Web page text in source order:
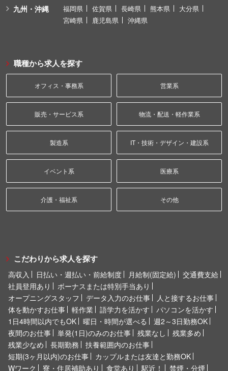
九州・沖縄 福岡県 佐賀県 長崎県 熊本県
大分県
宮崎県
鹿児島県 沖縄県
職種から求人を探す
オフィス・事務系 営業系
販売・サービス系 物流・配送・軽作業系
製造系 IT・技術・デザイン・建設系
イベント系 医療系
介護・福祉系 その他
こだわりから求人を探す
高収入 日払い・週払い・前給制度 月給制(固定給)
交通費支給
社員登用あり
ボーナスまたは特別手当あり
オープニングスタッフ
データ入力のお仕事
人と接するお仕事
体を動かすお仕事
軽作業 語学力を活かす
パソコンを活かす
1日4時間以内でもOK
曜日・時間が選べる
週2～3日勤務OK
夜間のお仕事
単発(1日)のみのお仕事 残業なし
残業多め
残業少なめ
長期勤務
扶養範囲内のお仕事
短期(3ヶ月以内)のお仕事
カップルまたは友達と勤務OK
Wワーク
寮・住居補助あり 食堂あり 駅近！ 禁煙・分煙